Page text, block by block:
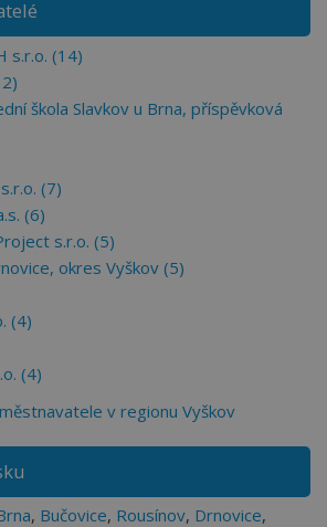
s.r.o. (14)
škola Slavkov u Brna, příspěvková
(7)
(6)
s.r.o. (5)
okres Vyškov (5)
(4)
(4)
v regionu Vyškov
, Bučovice, Rousínov, Drnovice,